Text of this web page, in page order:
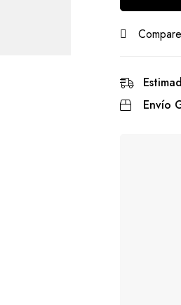
Compare
Envío